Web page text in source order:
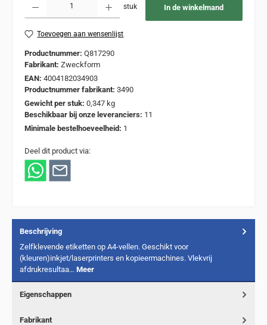
stuk In de winkelmand
Toevoegen aan wensenlijst
Productnummer: Q817290
Fabrikant: Zweckform
EAN: 4004182034903
Productnummer fabrikant: 3490
Gewicht per stuk: 0,347 kg
Beschikbaar bij onze leveranciers: 11
Minimale bestelhoeveelheid: 1
Deel dit product via:
Beschrijving
Zelfklevende etiketten op A4-vellen. Geschikt voor
(kleuren)inkjet/laserprinters en kopieermachines. Vlekvrij
afdrukresultaa… Meer
Eigenschappen
Fabrikant